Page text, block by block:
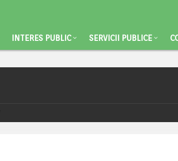
INTERES PUBLIC SERVICII PUBLICE